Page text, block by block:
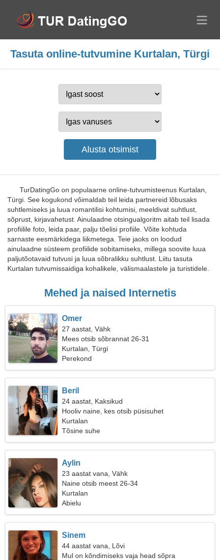
Tasuta online-tutvumine Kurtalan, Türgi
TurDatingGo on populaarne online-tutvumisteenus Kurtalan,
Türgi. See kogukond võimaldab teil leida partnereid lõbusaks
suhtlemiseks ja luua romantilisi kohtumisi, meeldivat suhtlust,
sõprust, kirjavahetust. Ainulaadne otsingualgoritm aitab teil lisada
profiilile foto, leida paar, palju tõelisi profiile. Võite kohtuda
sarnaste eesmärkidega liikmetega. Teie jaoks on loodud
ainulaadne süsteem profiilide sobitamiseks, millega soovite luua
paljutõotavaid tutvusi ja luua sõbralikku suhtlust. Liitu tasuta
Kurtalan tutvumissaidiga kohalikele, välismaalastele ja turistidele.
Mehed ja naised Internetis
Omer
27 aastat, Vähk
Mees otsib sõbrannat 26-31
Kurtalan, Türgi
Perekond
Beril
24 aastat, Kaksikud
Hooliv naine, kes otsib püsisuhet
Kurtalan
Tõsine suhe
Aylin
23 aastat vana, Vähk
Naine otsib meest 26-34
Kurtalan
Abielu
Sinem
44 aastat vana, Lõvi
Mul on kõndimiseks vaja head sõpra